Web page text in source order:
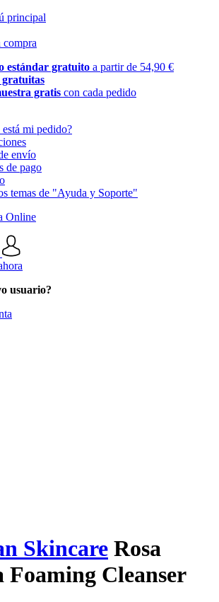
principal
compra
estándar gratuito a partir de 54,90 €
gratuitas
gratis con cada pedido
mi pedido?
envío
de pago
temas de "Ayuda y Soporte"
usuario?
Skincare Rosa
Cleanser